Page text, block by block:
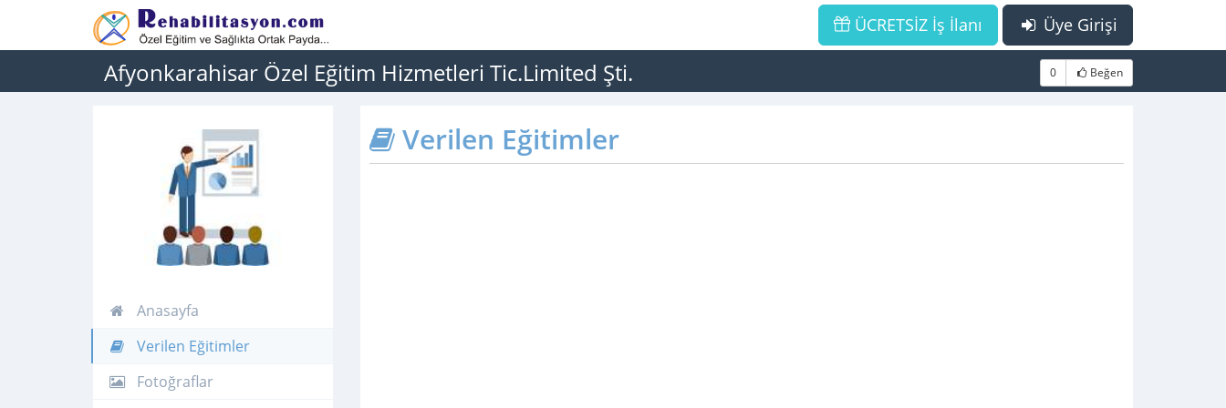
Üye Girişi
ÜCRETSİZ İş İlanı
Afyonkarahisar Özel Eğitim Hizmetleri Tic.Limited Şti. 0 Beğen
Anasayfa
Verilen Eğitimler
Fotoğraflar
Verilen Eğitimler